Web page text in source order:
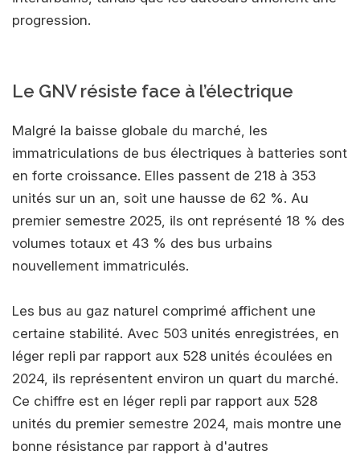
progression.
Le GNV résiste face à l’électrique
Malgré la baisse globale du marché, les
immatriculations de bus électriques à batteries sont
en forte croissance. Elles passent de 218 à 353
unités sur un an, soit une hausse de 62 %. Au
premier semestre 2025, ils ont représenté 18 % des
volumes totaux et 43 % des bus urbains
nouvellement immatriculés.
Les bus au gaz naturel comprimé affichent une
certaine stabilité. Avec 503 unités enregistrées, en
léger repli par rapport aux 528 unités écoulées en
2024, ils représentent environ un quart du marché.
Ce chiffre est en léger repli par rapport aux 528
unités du premier semestre 2024, mais montre une
bonne résistance par rapport à d'autres